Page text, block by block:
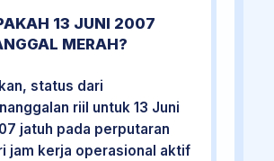
13 JUNI 2007
MERAH?
status dari
riil untuk 13 Juni
jatuh pada perputaran
jam kerja operasional aktif